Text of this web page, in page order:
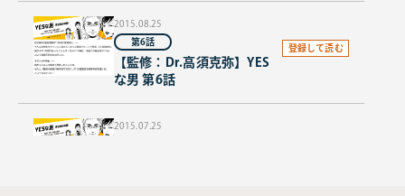
2015.08.25
第6話
【監修：Dr.高須克弥】YES
な男 第6話
登録して読む
2015.07.25